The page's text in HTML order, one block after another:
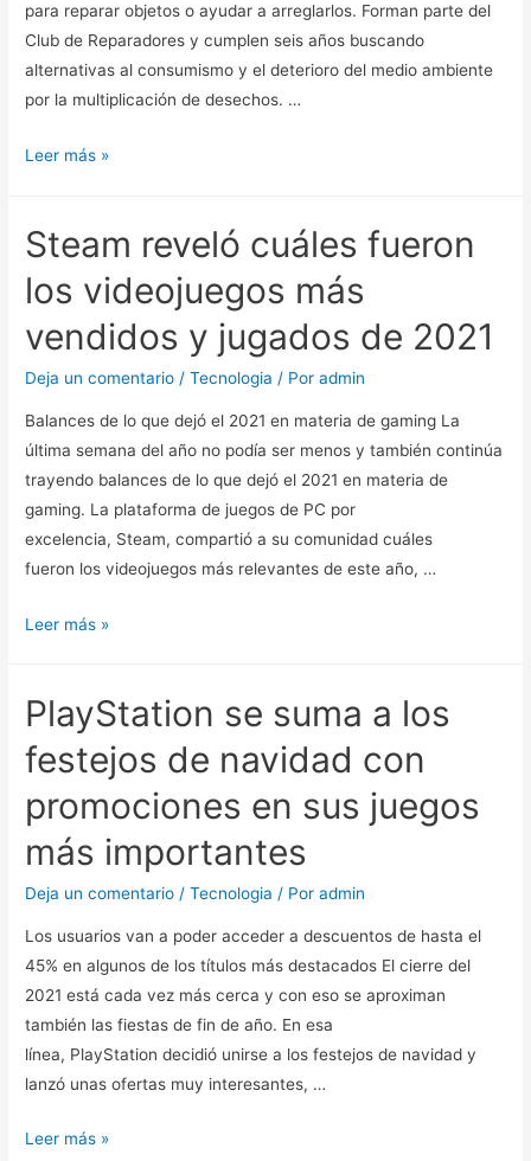
para reparar objetos o ayudar a arreglarlos. Forman parte del
Club de Reparadores y cumplen seis años buscando
alternativas al consumismo y el deterioro del medio ambiente
por la multiplicación de desechos. …
Cuando
tienen
una
segunda
oportunidad
Leer más »
Steam reveló cuáles fueron
los videojuegos más
vendidos y jugados de 2021
Deja un comentario /Tecnologia / Poradmin
Balances de lo que dejó el 2021 en materia de gaming La
última semana del año no podía ser menos y también continúa
trayendo balances de lo que dejó el 2021 en materia de
gaming. La plataforma de juegos de PC por
excelencia, Steam, compartió a su comunidad cuáles
fueron los videojuegos más relevantes de este año, …
Steam
fueron
los
videojuegos
más
vendidos
jugados
Leer más »
PlayStation se suma a los
festejos de navidad con
promociones en sus juegos
más importantes
Deja un comentario /Tecnologia / Poradmin
Los usuarios van a poder acceder a descuentos de hasta el
45% en algunos de los títulos más destacados El cierre del
2021 está cada vez más cerca y con eso se aproximan
también las fiestas de fin de año. En esa
línea, PlayStation decidió unirse a los festejos de navidad y
lanzó unas ofertas muy interesantes, …
PlayStation
Leer más »